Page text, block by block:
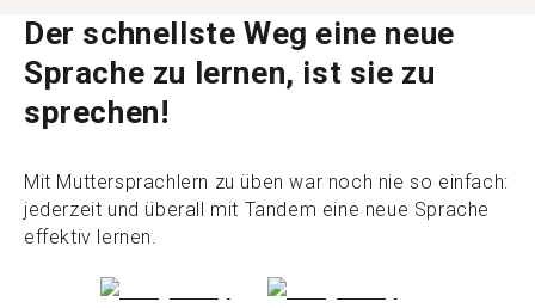
Der schnellste Weg eine neue
Sprache zu lernen, ist sie zu
sprechen!
Mit Muttersprachlern zu üben war noch nie so einfach:
jederzeit und überall mit Tandem eine neue Sprache
effektiv lernen.